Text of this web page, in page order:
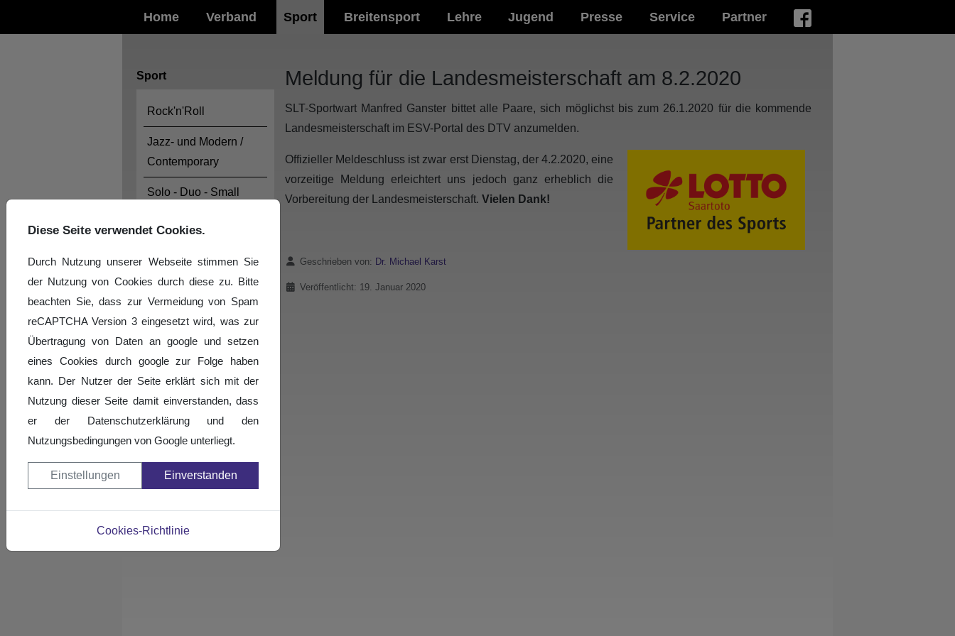
Home Verband Sport Breitensport Lehre Jugend Presse Service Partner
Sport
Rock'n'Roll
Jazz- und Modern /
Contemporary
Solo - Duo - Small
Standard
Landeskader
Turnierergebnisse
Meldung für die Landesmeisterschaft am 8.2.2020
SLT-Sportwart Manfred Ganster bittet alle Paare, sich möglichst bis zum 26.1.2020 für die kommende
Landesmeisterschaft im ESV-Portal des DTV anzumelden.
Offizieller Meldeschluss ist zwar erst Dienstag, der 4.2.2020, eine
vorzeitige Meldung erleichtert uns jedoch ganz erheblich die
Vorbereitung der Landesmeisterschaft. Vielen Dank!
DetailsGeschrieben von: Dr. Michael Karst
Veröffentlicht: 19. Januar 2020
Diese Seite verwendet Cookies.
Durch Nutzung unserer Webseite stimmen Sie
der Nutzung von Cookies durch diese zu. Bitte
beachten Sie, dass zur Vermeidung von Spam
reCAPTCHA Version 3 eingesetzt wird, was zur
Übertragung von Daten an google und setzen
eines Cookies durch google zur Folge haben
kann. Der Nutzer der Seite erklärt sich mit der
Nutzung dieser Seite damit einverstanden, dass
er der Datenschutzerklärung und den
Nutzungsbedingungen von Google unterliegt.
Einstellungen Einverstanden
Cookies-Richtlinie